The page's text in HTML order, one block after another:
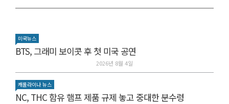
미국뉴스
BTS, 그래미 보이콧 후 첫 미국 공연
2026년 8월 4일
캐롤라이나 뉴스
NC, THC 함유 햄프 제품 규제 놓고 중대한 분수령